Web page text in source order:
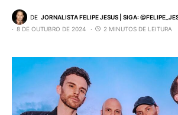
DE JORNALISTA FELIPE JESUS | SIGA:
8 DE OUTUBRO DE 2024
2 MINUTOS DE LEITURA